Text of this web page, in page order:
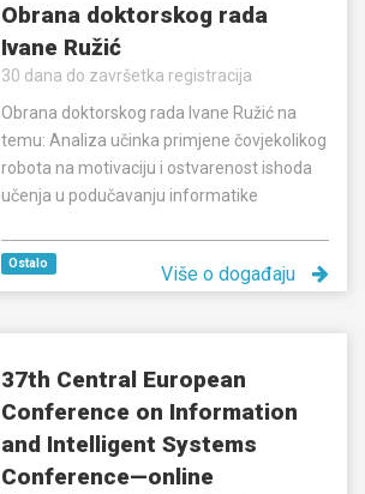
Obrana doktorskog rada
Ivane Ružić
30 dana do završetka registracija
Obrana doktorskog rada Ivane Ružić na
temu: Analiza učinka primjene čovjekolikog
robota na motivaciju i ostvarenost ishoda
učenja u podučavanju informatike
Ostalo Više o događaju
37th Central European
Conference on Information
and Intelligent Systems
Conference—online